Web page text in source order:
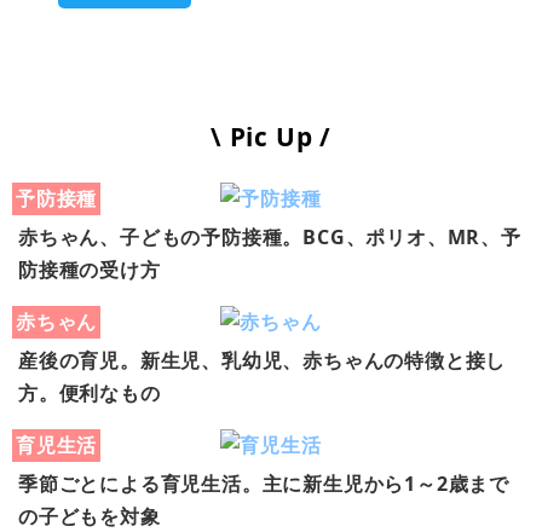
\ Pic Up /
予防接種
赤ちゃん、子どもの予防接種。BCG、ポリオ、MR、予
防接種の受け方
赤ちゃん
産後の育児。新生児、乳幼児、赤ちゃんの特徴と接し
方。便利なもの
育児生活
季節ごとによる育児生活。主に新生児から1～2歳まで
の子どもを対象